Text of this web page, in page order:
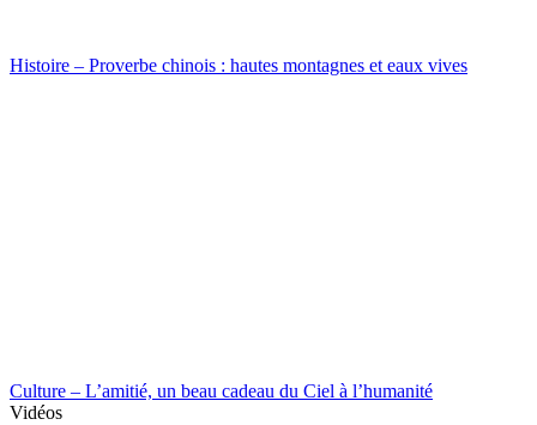
Histoire – Proverbe chinois : hautes montagnes et eaux vives
Culture – L’amitié, un beau cadeau du Ciel à l’humanité
Vidéos